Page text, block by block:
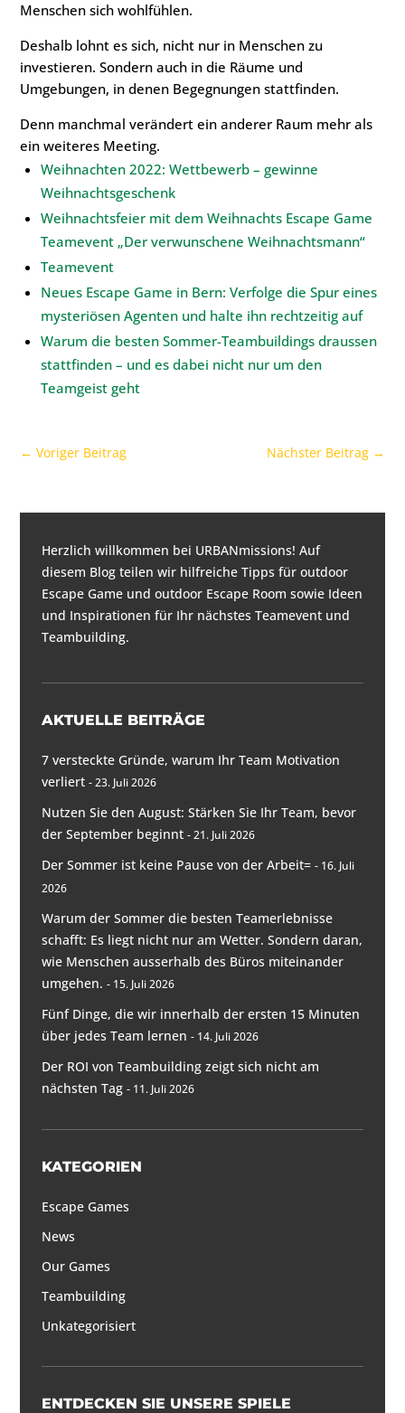
Menschen sich wohlfühlen.
Deshalb lohnt es sich, nicht nur in Menschen zu
investieren. Sondern auch in die Räume und
Umgebungen, in denen Begegnungen stattfinden.
Denn manchmal verändert ein anderer Raum mehr als
ein weiteres Meeting.
Weihnachten 2022: Wettbewerb – gewinne
Weihnachtsgeschenk
Weihnachtsfeier mit dem Weihnachts Escape Game
Teamevent „Der verwunschene Weihnachtsmann“
Teamevent
Neues Escape Game in Bern: Verfolge die Spur eines
mysteriösen Agenten und halte ihn rechtzeitig auf
Warum die besten Sommer-Teambuildings draussen
stattfinden – und es dabei nicht nur um den
Teamgeist geht
←Voriger Beitrag Nächster Beitrag→
Herzlich willkommen bei URBANmissions! Auf
diesem Blog teilen wir hilfreiche Tipps füroutdoor
Escape Game und outdoor Escape Room sowie Ideen
und Inspirationen für Ihr nächstes Teamevent und
Teambuilding.
AKTUELLE BEITRÄGE
7 versteckte Gründe, warum Ihr Team Motivation
verliert
23. Juli 2026
Nutzen Sie den August: Stärken Sie Ihr Team, bevor
der September beginnt
21. Juli 2026
Der Sommer ist keine Pause von der Arbeit=
16. Juli
2026
Warum der Sommer die besten Teamerlebnisse
schafft: Es liegt nicht nur am Wetter. Sondern daran,
wie Menschen ausserhalb des Büros miteinander
umgehen.
15. Juli 2026
Fünf Dinge, die wir innerhalb der ersten 15 Minuten
über jedes Team lernen
14. Juli 2026
Der ROI von Teambuilding zeigt sich nicht am
nächsten Tag
11. Juli 2026
KATEGORIEN
Escape Games
News
Our Games
Teambuilding
Unkategorisiert
ENTDECKEN SIE UNSERE SPIELE